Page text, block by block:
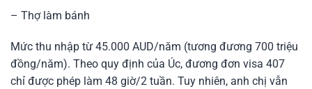
– Thợ làm bánh
Mức thu nhập từ 45.000 AUD/năm (tương đương 700 triệu
đồng/năm). Theo quy định của Úc, đương đơn visa 407
chỉ được phép làm 48 giờ/2 tuần. Tuy nhiên, anh chị vẫn